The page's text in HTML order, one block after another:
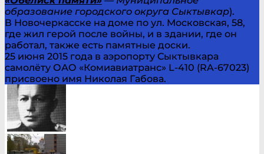
образование городского округа Сыктывкар).
В Новочеркасске на доме по ул. Московская, 58,
где жил герой после войны, и в здании, где он
работал, также есть памятные доски.
25 июня 2015 года в аэропорту Сыктывкара
самолёту ОАО «Комиавиатранс» L-410 (RA-67023)
присвоено имя Николая Габова.